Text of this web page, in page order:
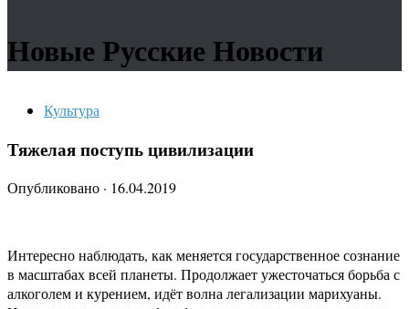
Новые Русские Новости
Культура
Тяжелая поступь цивилизации
Опубликовано · 16.04.2019
Интересно наблюдать, как меняется государственное сознание
в масштабах всей планеты. Продолжает ужесточаться борьба с
алкоголем и курением, идёт волна легализации марихуаны.